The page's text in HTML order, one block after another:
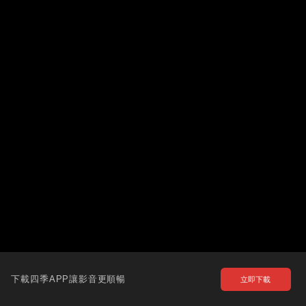
下載四季APP讓影音更順暢 立即下載